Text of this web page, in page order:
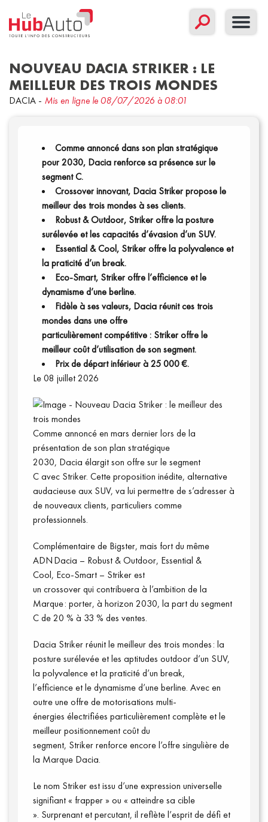
Concept Corporate Nouveau modèle
Filtrer par date
Communiqués
NOUVEAU DACIA STRIKER : LE
MEILLEUR DES TROIS MONDES
DACIA - Mis en ligne le 08/07/2026 à 08:01
Comme annoncé dans son plan stratégique
pour 2030, Dacia renforce sa présence sur le
segment C.
Crossover innovant, Dacia Striker propose le
meilleur des trois mondes à ses clients.
Robust & Outdoor, Striker offre la posture
surélevée et les capacités d’évasion d’un SUV.
Essential & Cool, Striker offre la polyvalence et
la praticité d’un break.
Eco-Smart, Striker offre l’efficience et le
dynamisme d’une berline.
Fidèle à ses valeurs, Dacia réunit ces trois
mondes dans une offre
particulièrement compétitive : Striker offre le
meilleur coût d’utilisation de son segment.
Prix de départ inférieur à 25 000 €.
Le 08 juillet 2026
Comme annoncé en mars dernier lors de la
présentation de son plan stratégique
2030, Dacia élargit son offre sur le segment
C avec Striker. Cette proposition inédite, alternative
audacieuse aux SUV, va lui permettre de s’adresser à
de nouveaux clients, particuliers comme
professionnels.
Complémentaire de Bigster, mais fort du même
ADN Dacia – Robust & Outdoor, Essential &
Cool, Eco-Smart – Striker est
un crossover qui contribuera à l’ambition de la
Marque : porter, à horizon 2030, la part du segment
C de 20 % à 33 % des ventes.
Dacia Striker réunit le meilleur des trois mondes : la
posture surélevée et les aptitudes outdoor d’un SUV,
la polyvalence et la praticité d’un break,
l’efficience et le dynamisme d’une berline. Avec en
outre une offre de motorisations multi-
énergies électrifiées particulièrement complète et le
meilleur positionnement coût du
segment, Striker renforce encore l’offre singulière de
la Marque Dacia.
Le nom Striker est issu d’une expression universelle
signifiant « frapper » ou « atteindre sa cible
». Surprenant et percutant, il reflète l’esprit de défi et